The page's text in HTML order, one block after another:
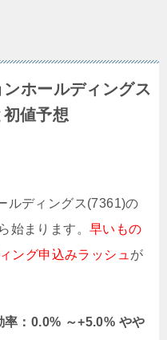
ホールディングス
値予想
ルディングス(7361)の
始まります。 早いもの
ング申込みラッシュ が
：0.0% ～+5.0% やや